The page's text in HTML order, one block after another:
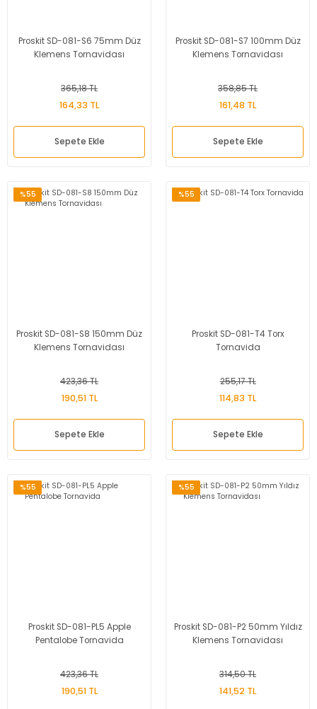
Proskit SD-081-S6 75mm Düz
Klemens Tornavidası
365,18 TL
164,33 TL
Sepete Ekle
Proskit SD-081-S7 100mm Düz
Klemens Tornavidası
358,85 TL
161,48 TL
Sepete Ekle
%55
Proskit SD-081-S8 150mm Düz
Klemens Tornavidası
423,36 TL
190,51 TL
Sepete Ekle
%55
Proskit SD-081-T4 Torx
Tornavida
255,17 TL
114,83 TL
Sepete Ekle
%55
Proskit SD-081-PL5 Apple
Pentalobe Tornavida
423,36 TL
190,51 TL
%55
Proskit SD-081-P2 50mm Yıldız
Klemens Tornavidası
314,50 TL
141,52 TL